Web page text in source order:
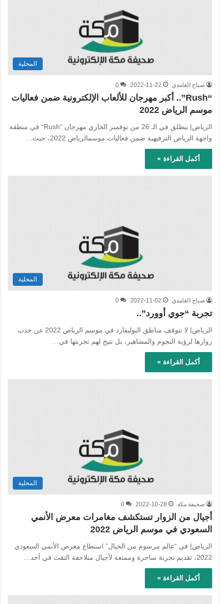
المحلية
صباح الغامدي 2022-11-22
0
“Rush”.. أكبر مهرجان للألعاب الإلكترونية ضمن فعاليات
موسم الرياض 2022
الرياض| ينطلق في الـ 26 من نوفمبر الجاري مهرجان “Rush“ في منطقة
واجهة الرياض الترفيهية ضمن فعاليات موسمالرياض 2022، حيث…
أكمل القراءة »
المحلية
صباح الغامدي 2022-11-02
0
تجربة “جوي أوورد”..
الرياض| لا تتوقف مناطق البوليفارد في موسم الرياض 2022 عن جذب
زوارها لرؤية النجوم والمشاهير، بل تتيح لهم تجربتها في…
أكمل القراءة »
المحلية
صحيفة مكة 2022-10-28
0
أجيال من الزوار تستكشف مغامرات معرض الأنمي
السعودي في موسم الرياض 2022
الرياض| في “عالم مرسوم من الخيال” استطاع معرض الأنمي السعودي
2022، تقديم تجربة ساحرة وممتعة لأجيال متلاحقة التقت في أحد…
أكمل القراءة »